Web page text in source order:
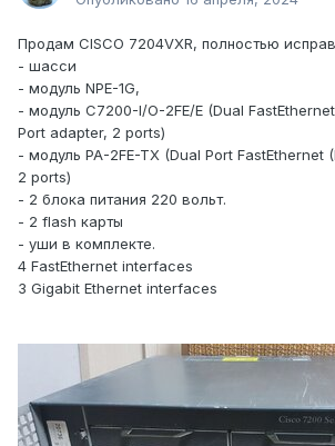
Продам CISCO 7204VXR, полностью
- шасси
- модуль NPE-1G,
- модуль C7200-I/O-2FE/E (Dual
Port adapter, 2 ports)
- модуль PA-2FE-TX (Dual Port FastEthernet
2 ports)
- 2 блока питания 220 вольт.
- 2 flash карты
- уши в комплекте.
4 FastEthernet interfaces
3 Gigabit Ethernet interfaces